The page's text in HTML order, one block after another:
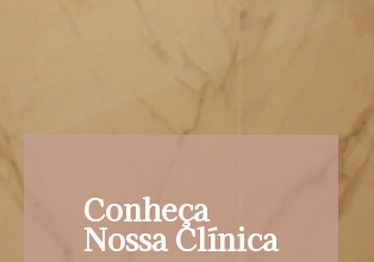
Conheça
Nossa Clínica